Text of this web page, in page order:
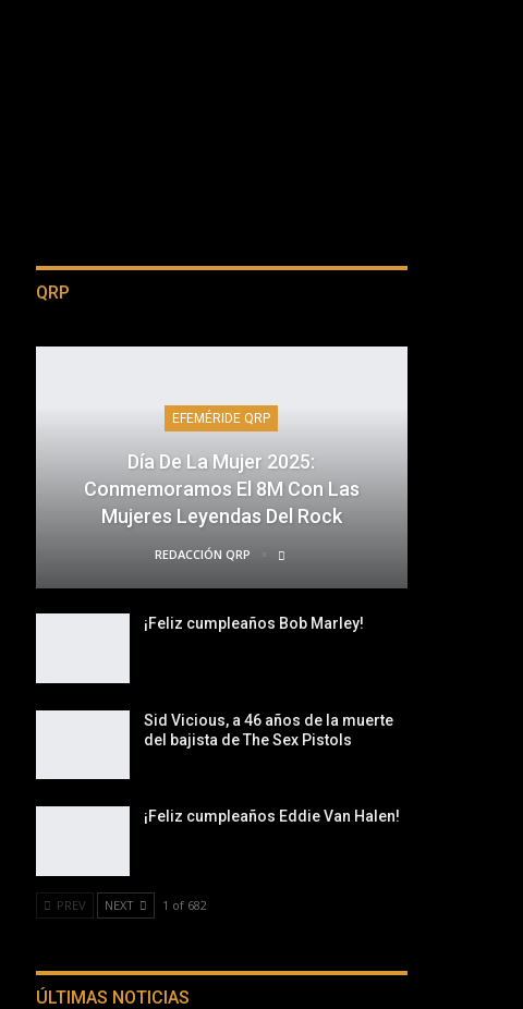
QRP
EFEMÉRIDE QRP
Día De La Mujer 2025:
Conmemoramos El 8M Con Las
Mujeres Leyendas Del Rock
REDACCIÓN QRP
¡Feliz cumpleaños Bob Marley!
Sid Vicious, a 46 años de la muerte
del bajista de The Sex Pistols
¡Feliz cumpleaños Eddie Van Halen!
PREV NEXT 1 of 682
ÚLTIMAS NOTICIAS